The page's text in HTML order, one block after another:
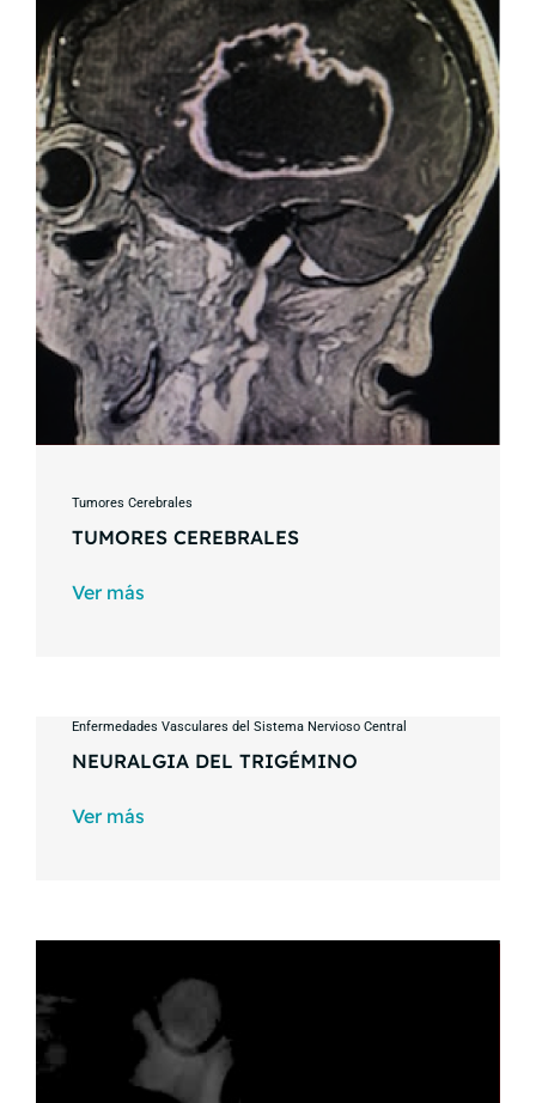
Tumores Cerebrales
TUMORES CEREBRALES
Ver más
Enfermedades Vasculares del Sistema Nervioso Central
NEURALGIA DEL TRIGÉMINO
Ver más